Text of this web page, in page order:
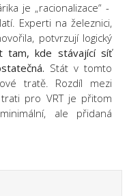
je „racionalizace“ -
Experti na železnici,
potvrzují logický
tam, kde stávající síť
. Stát v tomto
tratě. Rozdíl mezi
pro VRT je přitom
ale přidaná